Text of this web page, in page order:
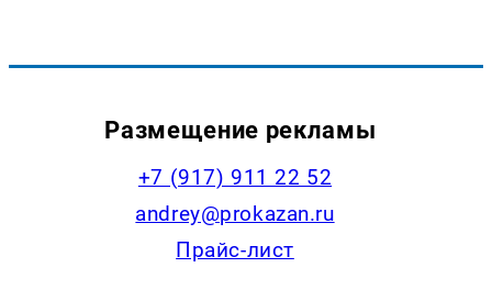
Размещение рекламы
+7 (917) 911 22 52
andrey@prokazan.ru
Прайс-лист